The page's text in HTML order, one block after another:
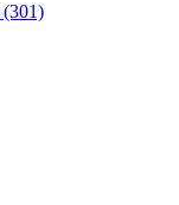
(301)